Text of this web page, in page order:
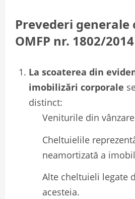
Prevederi generale
OMFP nr. 1802/2014
La scoaterea din
imobilizări corporale
distinct:
Veniturile din
Cheltuielile
neamortizată a
Alte cheltuieli legate
acesteia.